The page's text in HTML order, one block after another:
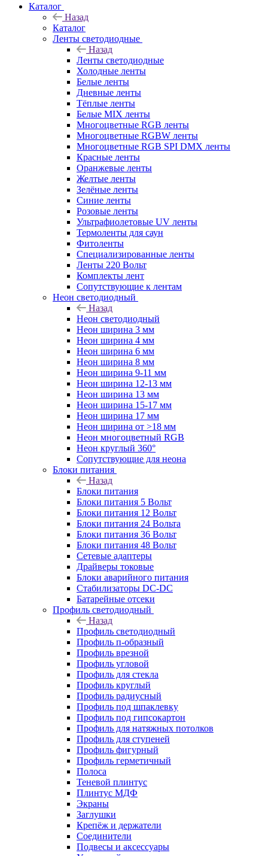
Каталог
Назад
Каталог
Ленты светодиодные
Назад
Ленты светодиодные
Холодные ленты
Белые ленты
Дневные ленты
Тёплые ленты
Белые MIX ленты
Многоцветные RGB ленты
Многоцветные RGBW ленты
Многоцветные RGB SPI DMX ленты
Красные ленты
Оранжевые ленты
Желтые ленты
Зелёные ленты
Синие ленты
Розовые ленты
Ультрафиолетовые UV ленты
Термоленты для саун
Фитоленты
Специализированные ленты
Ленты 220 Вольт
Комплекты лент
Сопутствующие к лентам
Неон светодиодный
Назад
Неон светодиодный
Неон ширина 3 мм
Неон ширина 4 мм
Неон ширина 6 мм
Неон ширина 8 мм
Неон ширина 9-11 мм
Неон ширина 12-13 мм
Неон ширина 13 мм
Неон ширина 15-17 мм
Неон ширина 17 мм
Неон ширина от >18 мм
Неон многоцветный RGB
Неон круглый 360°
Сопутствующие для неона
Блоки питания
Назад
Блоки питания
Блоки питания 5 Вольт
Блоки питания 12 Вольт
Блоки питания 24 Вольта
Блоки питания 36 Вольт
Блоки питания 48 Вольт
Сетевые адаптеры
Драйверы токовые
Блоки аварийного питания
Стабилизаторы DC-DC
Батарейные отсеки
Профиль светодиодный
Назад
Профиль светодиодный
Профиль п-образный
Профиль врезной
Профиль угловой
Профиль для стекла
Профиль круглый
Профиль радиусный
Профиль под шпаклевку
Профиль под гипсокартон
Профиль для натяжных потолков
Профиль для ступеней
Профиль фигурный
Профиль герметичный
Полоса
Теневой плинтус
Плинтус МДФ
Экраны
Заглушки
Крепёж и держатели
Соединители
Подвесы и аксессуары